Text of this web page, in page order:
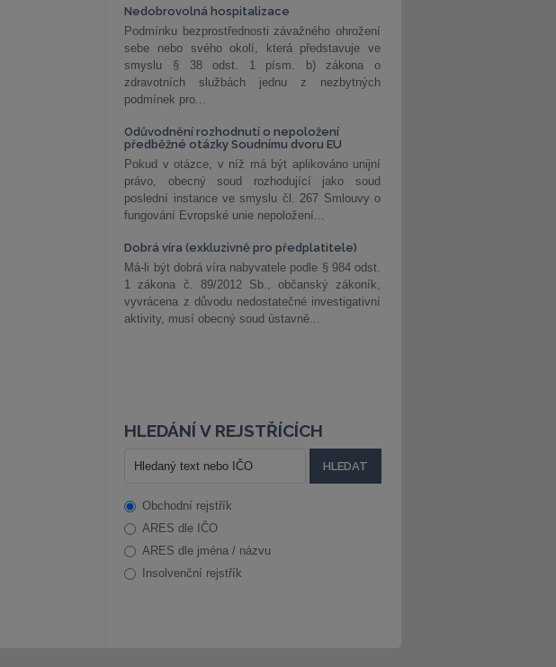
Nedobrovolná hospitalizace
Podmínku bezprostřednosti závažného ohrožení
sebe nebo svého okolí, která představuje ve
smyslu § 38 odst. 1 písm. b) zákona o
zdravotních službách jednu z nezbytných
podmínek pro...
Odůvodnění rozhodnutí o nepoložení
předběžné otázky Soudnímu dvoru EU
Pokud v otázce, v níž má být aplikováno unijní
právo, obecný soud rozhodující jako soud
poslední instance ve smyslu čl. 267 Smlouvy o
fungování Evropské unie nepoložení...
Dobrá víra (exkluzivně pro předplatitele)
Má-li být dobrá víra nabyvatele podle § 984 odst.
1 zákona č. 89/2012 Sb., občanský zákoník,
vyvrácena z důvodu nedostatečné investigativní
aktivity, musí obecný soud ústavně...
HLEDÁNÍ V REJSTŘÍCÍCH
Obchodní rejstřík
ARES dle IČO
ARES dle jména / názvu
Insolvenční rejstřík